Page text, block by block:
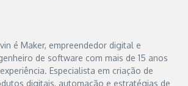
é Maker, empreendedor digital e
de software com mais de 15 anos
Especialista em criação de
digitais, automação e estratégias de